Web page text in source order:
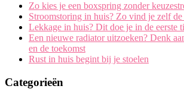
Zo kies je een boxspring zonder
Stroomstoring in huis? Zo vind je zelf de
Lekkage in huis? Dit doe je in de eerste
Een nieuwe radiator uitzoeken? Denk
en de toekomst
Rust in huis begint bij je stoelen
Categorieën